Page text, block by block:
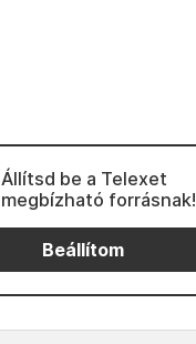
Állítsd be a Telexet
megbízható forrásnak!
Beállítom